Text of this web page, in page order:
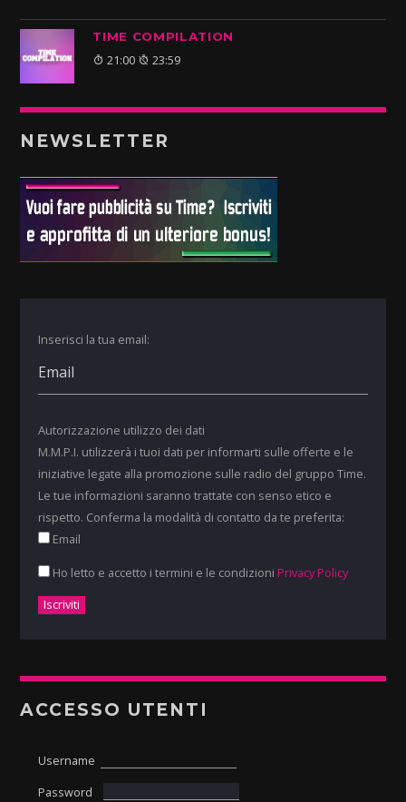
TIME COMPILATION
21:00 23:59
NEWSLETTER
Inserisci la tua email:
Autorizzazione utilizzo dei dati
M.M.P.I. utilizzerà i tuoi dati per informarti sulle offerte e le
iniziative legate alla promozione sulle radio del gruppo Time.
Le tue informazioni saranno trattate con senso etico e
rispetto. Conferma la modalità di contatto da te preferita:
Email
Ho letto e accetto i termini e le condizioni Privacy Policy
ACCESSO UTENTI
Username
Password